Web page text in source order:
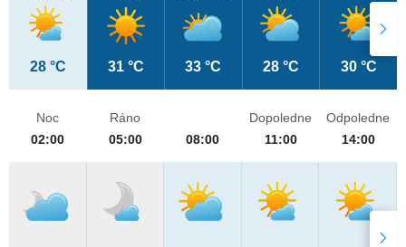
28 °C 31 °C 33 °C 28 °C 30 °C
Noc
02:00
Ráno
05:00
08:00
Dopoledne
11:00
Odpoledne
14:00